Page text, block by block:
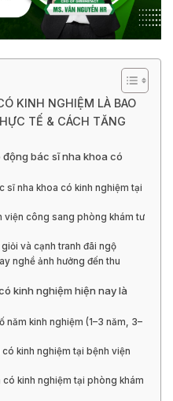
KINH NGHIỆM LÀ BAO
TẾ & CÁCH TĂNG
động bác sĩ nha khoa có
sĩ nha khoa có kinh nghiệm tại
viện công sang phòng khám tư
và cạnh tranh đãi ngộ
nghề ảnh hưởng đến thu
kinh nghiệm hiện nay là
năm kinh nghiệm (1–3 năm, 3–
kinh nghiệm tại bệnh viện
có kinh nghiệm tại phòng khám